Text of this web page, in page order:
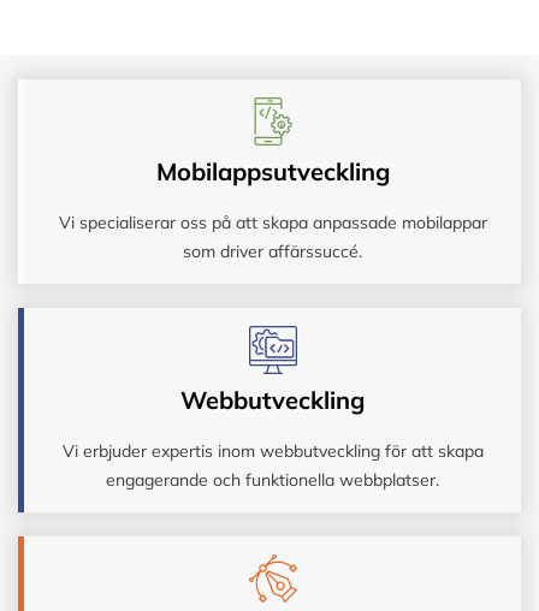
Mobilappsutveckling
Vi specialiserar oss på att skapa anpassade mobilappar
som driver affärssuccé.
Webbutveckling
Vi erbjuder expertis inom webbutveckling för att skapa
engagerande och funktionella webbplatser.